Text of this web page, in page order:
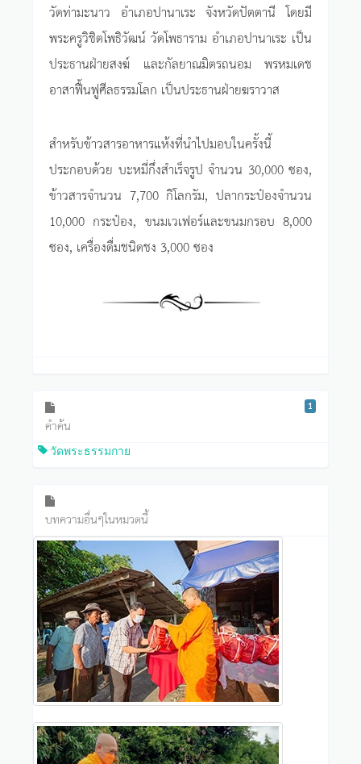
วัดท่ามะนาว อำเภอปานาเระ จังหวัดปัตตานี โดยมี
พระครูวิชิตโพธิวัฒน์ วัดโพธาราม อำเภอปานาเระ เป็น
ประธานฝ่ายสงฆ์ และกัลยาณมิตรถนอม พรหมเดช
อาสาฟื้นฟูศีลธรรมโลก เป็นประธานฝ่ายฆราวาส
สำหรับข้าวสารอาหารแห้งที่นำไปมอบในครั้งนี้
ประกอบด้วย บะหมี่กึ่งสำเร็จรูป จำนวน 30,000 ซอง,
ข้าวสารจำนวน 7,700 กิโลกรัม, ปลากระป๋องจำนวน
10,000 กระป๋อง, ขนมเวเฟอร์และขนมกรอบ 8,000
ซอง, เครื่องดื่มชนิดชง 3,000 ซอง
คำค้น
1
วัดพระธรรมกาย
บทความอื่นๆในหมวดนี้